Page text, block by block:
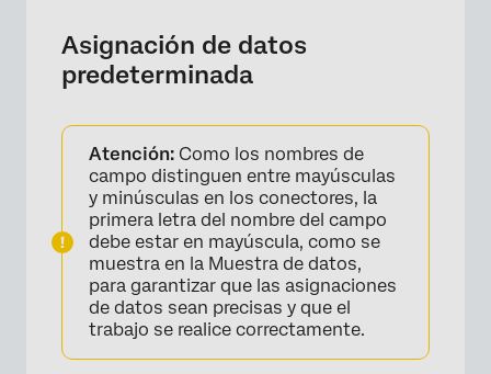
×
Asignación de datos
predeterminada
Atención: Como los nombres de
campo distinguen entre mayúsculas
y minúsculas en los conectores, la
primera letra del nombre del campo
debe estar en mayúscula, como se
muestra en la Muestra de datos,
para garantizar que las asignaciones
de datos sean precisas y que el
trabajo se realice correctamente.